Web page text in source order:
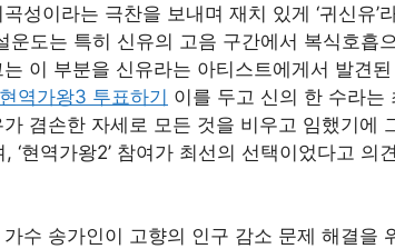
성이라는 극찬을 보내며 재치 있게 ‘귀신유’
운도는 특히 신유의 고음 구간에서 복식호흡
이 부분을 신유라는 아티스트에게서 발견
현역가왕3 투표하기 이를 두고 신의 한 수라는
겸손한 자세로 모든 것을 비우고 임했기에
‘현역가왕2’ 참여가 최선의 선택이었다고 의
수 송가인이 고향의 인구 감소 문제 해결을